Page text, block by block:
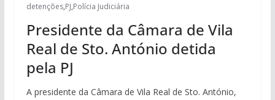
detenções,PJ,Polícia Judiciária
Presidente da Câmara de Vila
Real de Sto. António detida
pela PJ
A presidente da Câmara de Vila Real de Sto. António,